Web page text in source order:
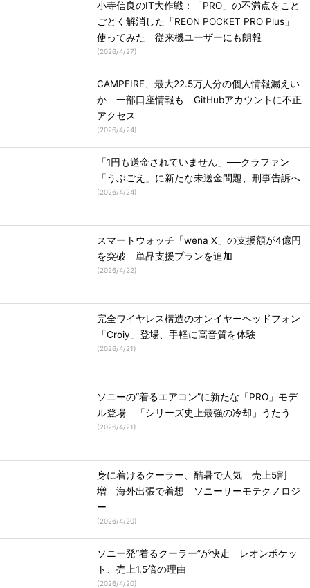
小寺信良のIT大作戦：「PRO」の不満点をこと
ごとく解消した「REON POCKET PRO Plus」
使ってみた 従来機ユーザーにも朗報
(2026/4/27)
CAMPFIRE、最大22.5万人分の個人情報漏えい
か 一部口座情報も GitHubアカウントに不正
アクセス
(2026/4/24)
「1円も送金されていません」──クラファン
「うぶごえ」に新たな未送金問題、刑事告訴へ
(2026/4/24)
スマートウォッチ「wena X」の支援額が4億円
を突破 単品支援プランを追加
(2026/4/22)
完全ワイヤレス構造のオンイヤーヘッドフォン
「Croiy」登場、手軽に高音質を体験
(2026/4/21)
ソニーの“着るエアコン”に新たな「PRO」モデ
ル登場 「シリーズ史上最強の冷却」うたう
(2026/4/21)
身に着けるクーラー、酷暑で人気 売上5割
増 海外出張で着想 ソニーサーモテクノロジ
ー
(2026/4/20)
ソニー発“着るクーラー”が快走 レオンポケッ
ト、売上1.5倍の理由
(2026/4/20)